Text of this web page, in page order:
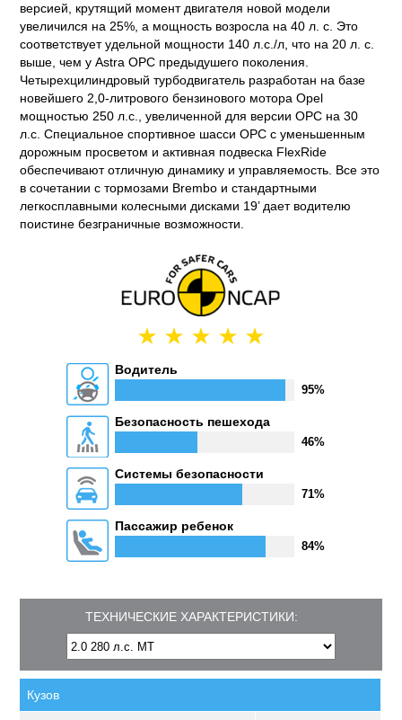
версией, крутящий момент двигателя новой модели
увеличился на 25%, а мощность возросла на 40 л. с. Это
соответствует удельной мощности 140 л.с./л, что на 20 л. с.
выше, чем у Astra OPC предыдушего поколения.
Четырехцилиндровый турбодвигатель разработан на базе
новейшего 2,0-литрового бензинового мотора Opel
мощностью 250 л.с., увеличенной для версии OPC на 30
л.с. Специальное спортивное шасси OPC с уменьшенным
дорожным просветом и активная подвеска FlexRide
обеспечивают отличную динамику и управляемость. Все это
в сочетании с тормозами Brembo и стандартными
легкосплавными колесными дисками 19’ дает водителю
поистине безграничные возможности.
Водитель
95%
Безопасность пешехода
46%
Системы безопасности
71%
Пассажир ребенок
84%
ТЕХНИЧЕСКИЕ ХАРАКТЕРИСТИКИ:
Кузов